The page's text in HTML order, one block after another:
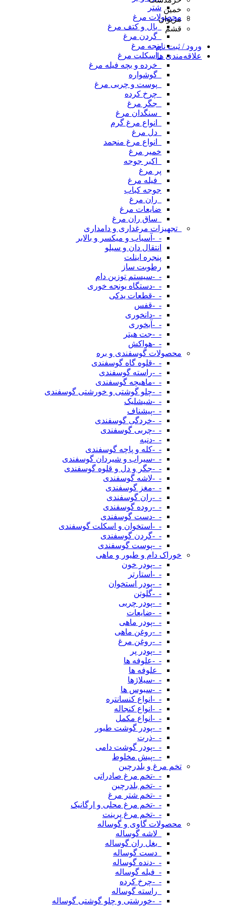
شتر
محصولات مرغ
_بال و کتف مرغ
_گردن مرغ
پنجه مرغ
_اسکلت مرغ
_خرده و بچه فیله مرغ
_گوشواره
_پوست و چربی مرغ
_چرخ کرده
_جگر مرغ
_سنگدان مرغ
_انواع مرغ گرم
_دل مرغ
_انواع مرغ منجمد
خمیر مرغ
_اکبر جوجه
پر مرغ
_فیله مرغ
جوجه کباب
_ران مرغ
ضایعات مرغ
_ساق ران مرغ
_تجهیزات مرغداری و دامداری
-_-آسیاب و میکسر و بالابر
انتقال دان و سیلو
پنجره اینلت
رطوبت ساز
-_-سیستم توزین دام
-_-دستگاه یونجه خوری
-_-قطعات یدکی
-_-قفس
-_-دانخوری
-_-آبخوری
-_-جت هیتر
-_-هواکش
محصولات گوسفندی و بره
-_-قلوه گاه گوسفندی
-_-راسته گوسفندی
-_-ماهیچه گوسفندی
-_-چلو گوشتی و خورشتی گوسفندی
-_-شیشلیک
-_-پیشناف
-_-خردگی گوسفندی
-_-چربی گوسفندی
-_-دنبه
-_-کله و پاچه گوسفندی
-_-سیراب و شیردان گوسفندی
-_-جگر و دل و قلوه گوسفندی
-_-لاشه گوسفندی
-_-مغز گوسفندی
-_-ران گوسفندی
-_-روده گوسفندی
-_-دست گوسفندی
-_-استخوان و اسکلت گوسفندی
-_-گردن گوسفندی
-_-پوست گوسفندی
خوراک دام و طیور و ماهی
-_-پودر خون
-_-استارتر
-_-پودر استخوان
-_-گلوتن
-_-پودر چربی
-_-ضایعات
-_-پودر ماهی
-_-روغن ماهی
-_-روغن مرغ
-_-پودر پر
-_-علوفه ها
_علوفه ها
-_-سیلاژها
-_-سبوس ها
-_-انواع کنسانتره
-_-انواع کنجاله
-_-انواع مکمل
-_-پودر گوشت طیور
-_-ذرت
-_-پودر گوشت دامی
-_-پیش مخلوط
تخم مرغ و بلدرچین
-_-تخم مرغ صادراتی
-_-تخم بلدرچین
-_-تخم شتر مرغ
-_-تخم مرغ محلی و ارگانیک
-_-تخم مرغ پرینت
محصولات گاوی و گوساله
_لاشه گوساله
_بغل ران گوساله
_دست گوساله
-_-دنده گوساله
-_فیله گوساله
-_-چرخ کرده
_راسته گوساله
-_-خورشتی و چلو گوشتی گوساله
خمین
مریوان
قشم
ورود / ثبت نام
علاقه‌مندی ها